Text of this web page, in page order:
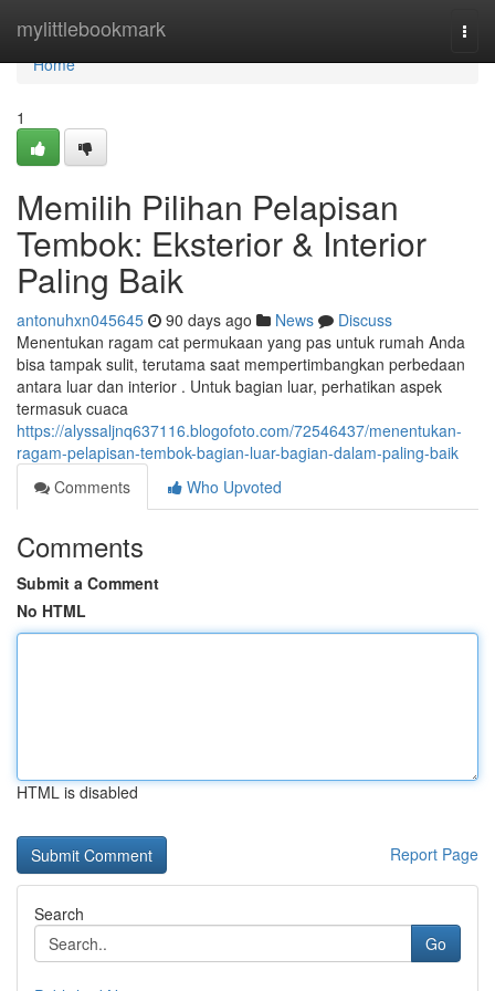
mylittlebookmark
Home
Home
1
Memilih Pilihan Pelapisan
Tembok: Eksterior & Interior
Paling Baik
antonuhxn045645 90 days ago News
Discuss
Menentukan ragam cat permukaan yang pas untuk rumah Anda
bisa tampak sulit, terutama saat mempertimbangkan perbedaan
antara luar dan interior . Untuk bagian luar, perhatikan aspek
termasuk cuaca
https://alyssaljnq637116.blogofoto.com/72546437/menentukan-
ragam-pelapisan-tembok-bagian-luar-bagian-dalam-paling-baik
Comments
Who Upvoted
Comments
Submit a Comment
No HTML
HTML is disabled
Report Page
Search
Go